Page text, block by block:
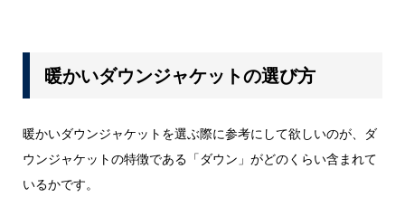
暖かいダウンジャケットの選び方
暖かいダウンジャケットを選ぶ際に参考にして欲しいのが、ダ
ウンジャケットの特徴である「ダウン」がどのくらい含まれて
いるかです。